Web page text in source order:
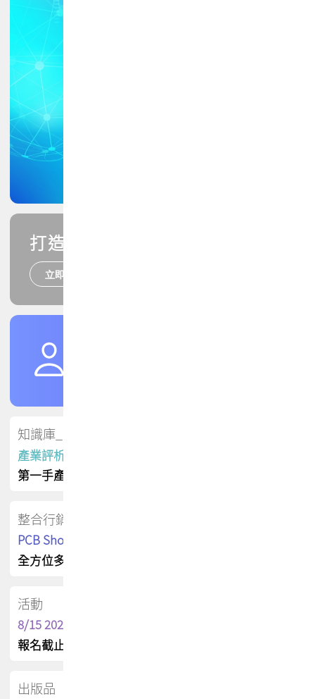
打造您的PCB專業技能
立即報名
知識庫_會員專屬
產業評析報告
第一手產業資訊
整合行銷
PCB Shop 採購指南
全方位多元曝光方案
活動
8/15 2026 TPCA健康盃保齡球聯誼賽
報名截止日 : 8/3 活動日期 : 8/15
出版品